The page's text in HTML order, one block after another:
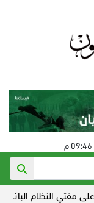
النظام البائد في سورية